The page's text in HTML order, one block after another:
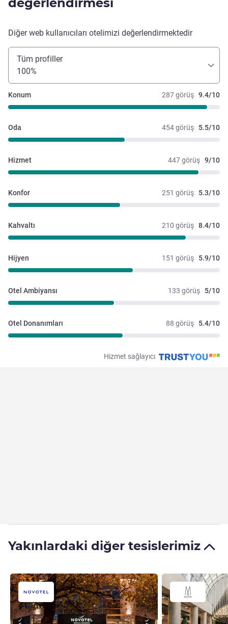
Diğer web kullanıcıları otelimizi değerlendirmektedir
Tüm profiller
100%
287 görüş 9.4/10
Konum
454 görüş 5.5/10
Oda
447 görüş 9/10
Hizmet
251 görüş 5.3/10
Konfor
210 görüş 8.4/10
Kahvaltı
151 görüş 5.9/10
Hijyen
133 görüş 5/10
Otel Ambiyansı
88 görüş 5.4/10
Otel Donanımları
Hizmet sağlayıcı
Yakınlardaki diğer tesislerimiz